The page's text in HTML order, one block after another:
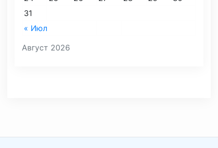
Август 2026
« Июл
31